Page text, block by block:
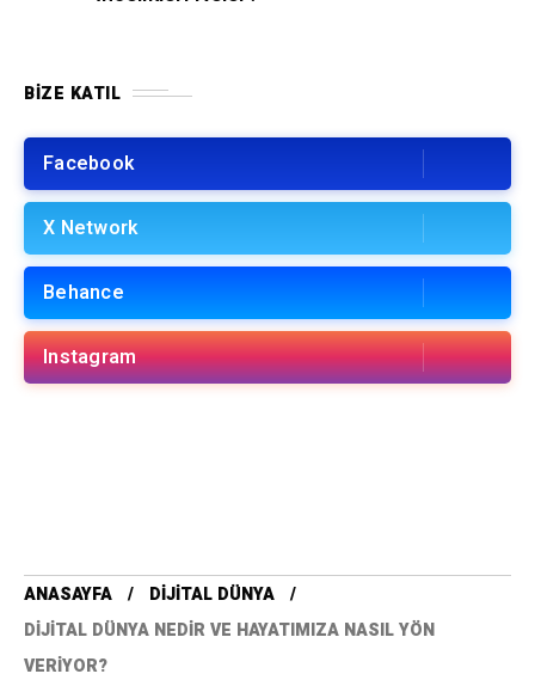
BIZE KATIL
Facebook
X Network
Behance
Instagram
ANASAYFA
DIJITAL DÜNYA
DIJITAL DÜNYA NEDIR VE HAYATIMIZA NASIL YÖN
VERIYOR?